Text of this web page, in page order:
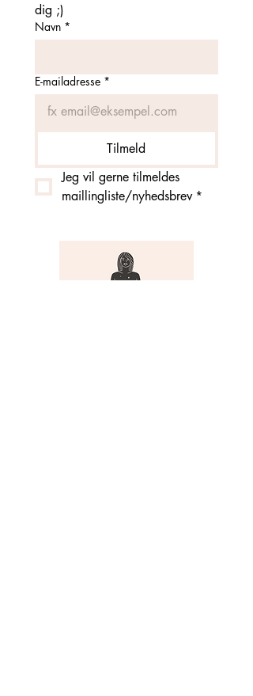
dig ;)
Navn *
E-mailadresse *
Tilmeld
Jeg vil gerne tilmeldes
maillingliste/nyhedsbrev *